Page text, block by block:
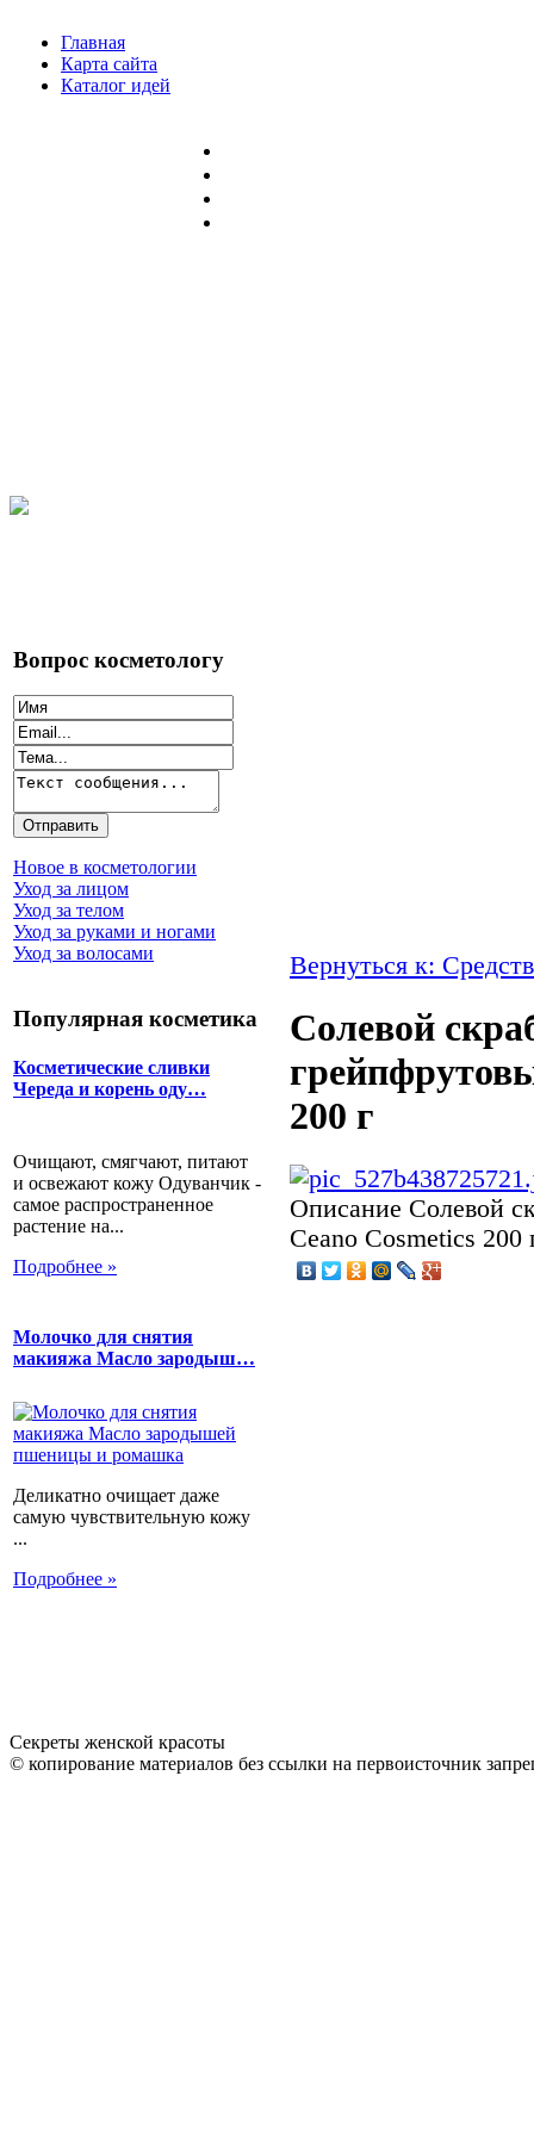
Главная
Карта сайта
Каталог идей
Вопрос косметологу
Новое в косметологии
Уход за лицом
Уход за телом
Уход за руками и ногами
Уход за волосами
Популярная косметика
Косметические сливки
Череда и корень оду…
Очищают, смягчают, питают
и освежают кожу Одуванчик -
самое распространенное
растение на...
Подробнее »
Молочко для снятия
макияжа Масло зародыш…
Деликатно очищает даже
самую чувствительную кожу
...
Подробнее »
Вернуться к:
Солевой
200 г
Описание Солевой
Ceano Cosmetics 200
Секреты женской красоты
© копирование материалов без ссылки на первоисточник